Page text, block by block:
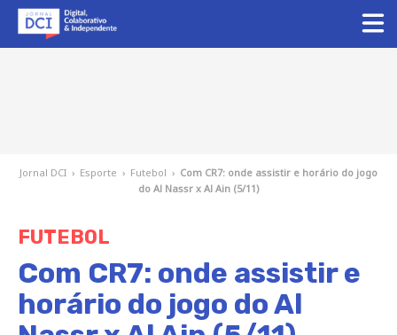
Jornal DCI › Esporte › Futebol › Com CR7: onde assistir e horário do jogo
do Al Nassr x Al Ain (5/11)
FUTEBOL
Com CR7: onde assistir e
horário do jogo do Al